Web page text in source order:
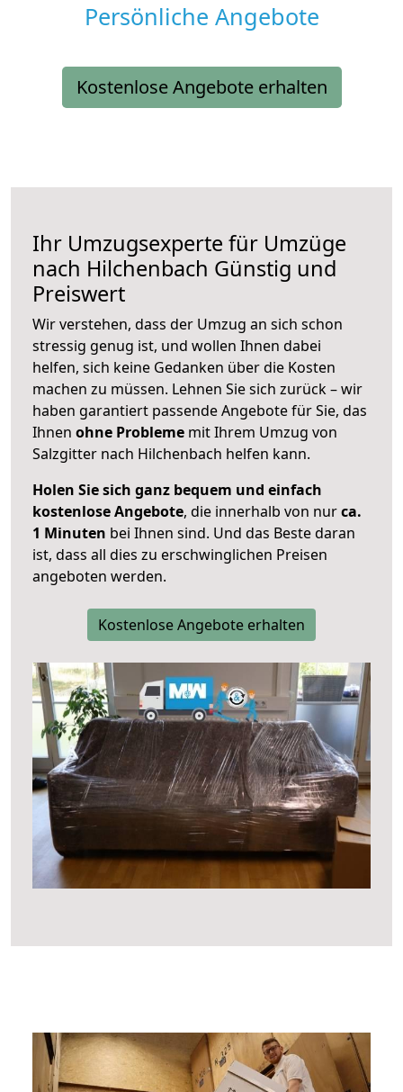
Persönliche Angebote
Kostenlose Angebote erhalten
Ihr Umzugsexperte für Umzüge
nach Hilchenbach Günstig und
Preiswert
Wir verstehen, dass der Umzug an sich schon
stressig genug ist, und wollen Ihnen dabei
helfen, sich keine Gedanken über die Kosten
machen zu müssen. Lehnen Sie sich zurück – wir
haben garantiert passende Angebote für Sie, das
Ihnen ohne Probleme mit Ihrem Umzug von
Salzgitter nach Hilchenbach helfen kann.
Holen Sie sich ganz bequem und einfach
kostenlose Angebote, die innerhalb von nurca.
1 Minuten bei Ihnen sind. Und das Beste daran
ist, dass all dies zu erschwinglichen Preisen
angeboten werden.
Kostenlose Angebote erhalten